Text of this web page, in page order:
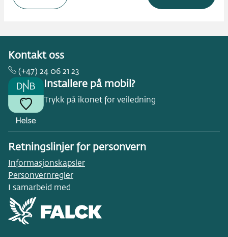
Kontakt oss
(+47) 24 06 21 23
Installere på mobil?
Trykk på ikonet for veiledning
Retningslinjer for personvern
Informasjonskapsler
Personvernregler
I samarbeid med